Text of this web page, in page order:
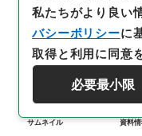
サムネイル 資料
私たちがより良い
バシーポリシーに
取得と利用に同意
必要最小限